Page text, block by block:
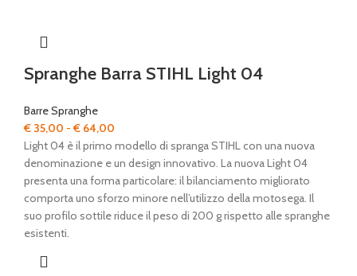
Spranghe Barra STIHL Light 04
Barre Spranghe
€ 35,00 - € 64,00
di
prezzo:
da
€ 35,00
a
Light 04 è il primo modello di spranga STIHL con una nuova
denominazione e un design innovativo. La nuova Light 04
presenta una forma particolare: il bilanciamento migliorato
comporta uno sforzo minore nell’utilizzo della motosega. Il
suo profilo sottile riduce il peso di 200 g rispetto alle spranghe
esistenti.